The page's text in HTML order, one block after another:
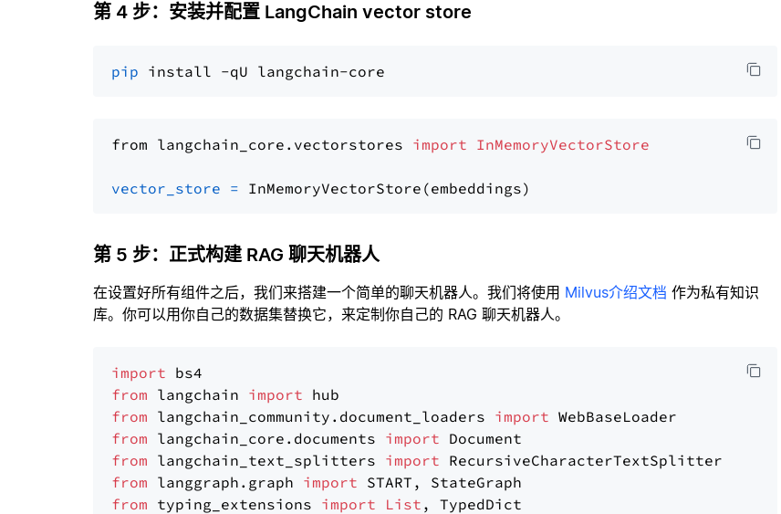
第 4 步：安装并配置 LangChain vector store
pip
from langchain_core.vectorstores import InMemoryVectorStore
vector_store =
第 5 步：正式构建 RAG 聊天机器人
在设置好所有组件之后，我们来搭建一个简单的聊天机器人。我们将使用 Milvus介绍文档 作为私有知识
库。你可以用你自己的数据集替换它，来定制你自己的 RAG 聊天机器人。
import
from langchain import
from langchain_community.document_loaders import
from langchain_core.documents import
from langchain_text_splitters import
from langgraph.graph import
from typing_extensions import List , TypedDict